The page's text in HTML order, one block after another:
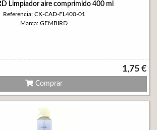
Limpiador aire comprimido 400 ml
Referencia: CK-CAD-FL400-01
Marca: GEMBIRD
1,75 €
Comprar